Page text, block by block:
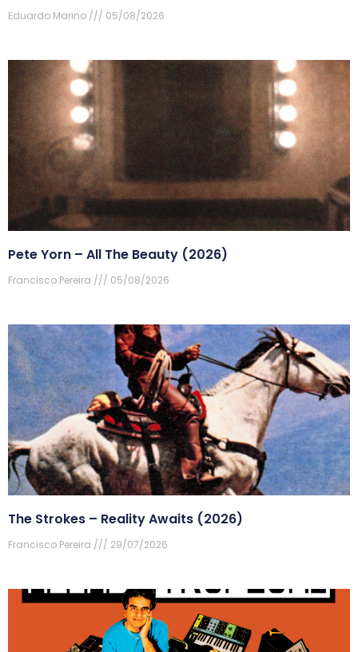
Eduardo Marino 05/08/2026
Pete Yorn – All The Beauty (2026)
Francisco Pereira 05/08/2026
The Strokes – Reality Awaits (2026)
Francisco Pereira 29/07/2026